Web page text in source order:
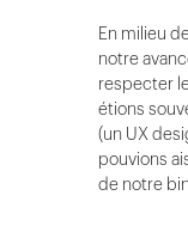
En milieu
notre
respecter
étions
(un UX
pouvions
de notre